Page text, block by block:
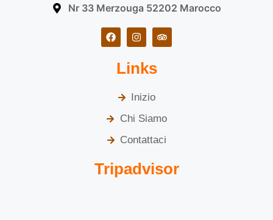
Nr 33 Merzouga 52202 Marocco
Links
Inizio
Chi Siamo
Contattaci
Tripadvisor